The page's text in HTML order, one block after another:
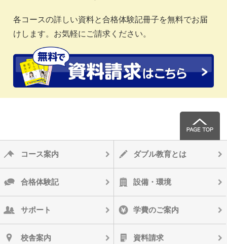
各コースの詳しい資料と合格体験記冊子を無料でお届
けします。お気軽にご請求ください。
コース案内 ダブル教育とは
合格体験記 設備・環境
サポート 学費のご案内
校舎案内 資料請求